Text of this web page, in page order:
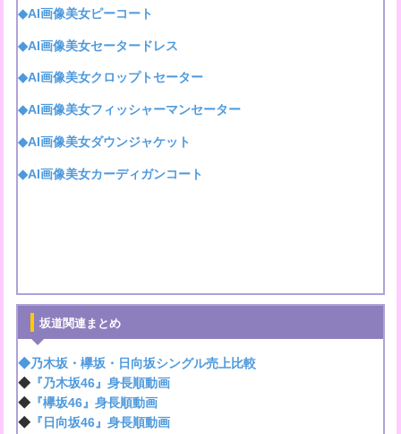
◆AI画像美女ピーコート
◆AI画像美女セータードレス
◆AI画像美女クロップトセーター
◆AI画像美女フィッシャーマンセーター
◆AI画像美女ダウンジャケット
◆AI画像美女カーディガンコート
坂道関連まとめ
◆乃木坂・欅坂・日向坂シングル売上比較
◆『乃木坂46』身長順動画
◆『欅坂46』身長順動画
◆『日向坂46』身長順動画